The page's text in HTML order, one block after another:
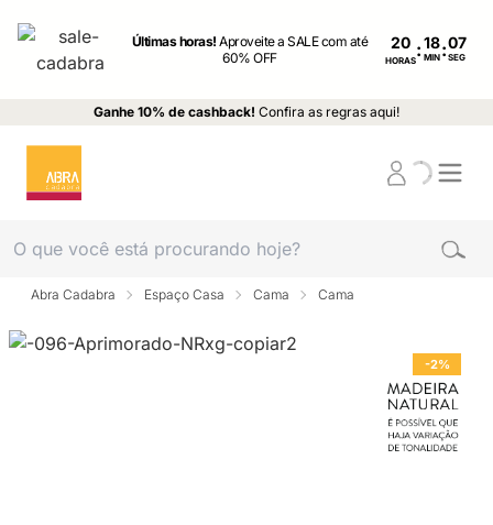
Últimas horas!Aproveite a SALE com até
60% OFF
20
HORAS: MIN : SEG
Ganhe 10% de cashback! Confira as regras aqui!
Abra Cadabra Espaço Casa Cama Cama
-2%